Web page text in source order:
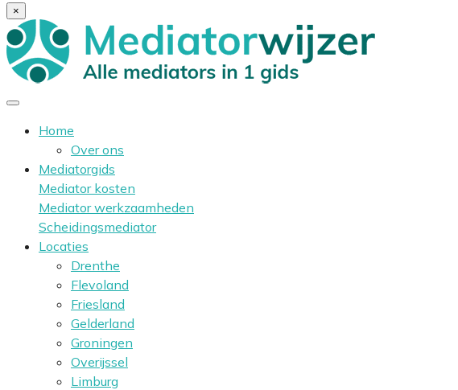
×
Home
Over ons
Mediatorgids
Mediator kosten
Mediator werkzaamheden
Scheidingsmediator
Locaties
Drenthe
Flevoland
Friesland
Gelderland
Groningen
Overijssel
Limburg